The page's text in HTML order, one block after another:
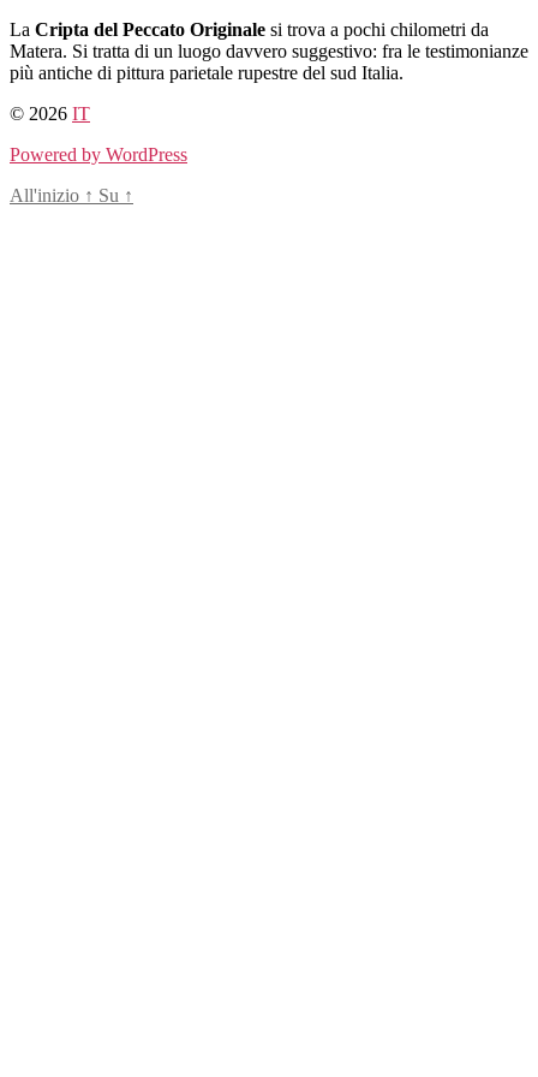
Salta
al
contenuto
La Cripta del Peccato Originale si trova a pochi chilometri da
Matera. Si tratta di un luogo davvero suggestivo: fra le testimonianze
più antiche di pittura parietale rupestre del sud Italia.
© 2026 IT
Powered by WordPress
All'inizio ↑ Su ↑